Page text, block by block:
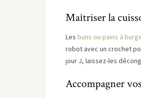
Maîtriser la
Les buns ou pains à
robot avec un crochet
jour J, laissez-les
Accompagner